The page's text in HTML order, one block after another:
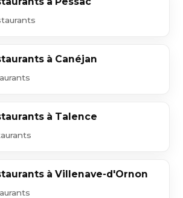
à Canéjan
à Talence
à Villenave-d'Ornon